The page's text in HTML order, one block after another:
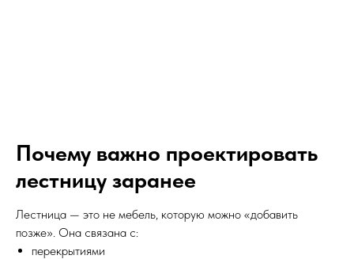
Почему важно проектировать
лестницу заранее
Лестница — это не мебель, которую можно «добавить
позже». Она связана с:
перекрытиями